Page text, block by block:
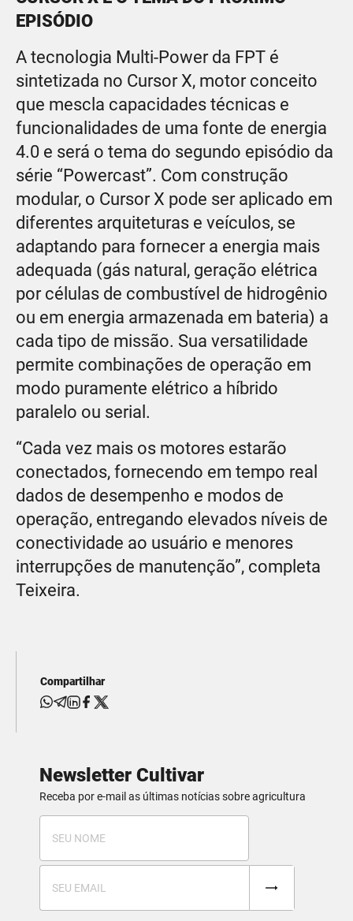
EPISÓDIO
A tecnologia Multi-Power da FPT é
sintetizada no Cursor X, motor conceito
que mescla capacidades técnicas e
funcionalidades de uma fonte de energia
4.0 e será o tema do segundo episódio da
série “Powercast”. Com construção
modular, o Cursor X pode ser aplicado em
diferentes arquiteturas e veículos, se
adaptando para fornecer a energia mais
adequada (gás natural, geração elétrica
por células de combustível de hidrogênio
ou em energia armazenada em bateria) a
cada tipo de missão. Sua versatilidade
permite combinações de operação em
modo puramente elétrico a híbrido
paralelo ou serial.
“Cada vez mais os motores estarão
conectados, fornecendo em tempo real
dados de desempenho e modos de
operação, entregando elevados níveis de
conectividade ao usuário e menores
interrupções de manutenção”, completa
Teixeira.
Compartilhar
Newsletter Cultivar
Receba por e-mail as últimas notícias sobre agricultura